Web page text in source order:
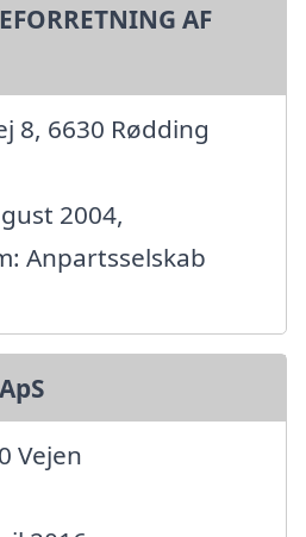
AF
8, 6630 Rødding
2004,
Anpartsselskab
Vejen